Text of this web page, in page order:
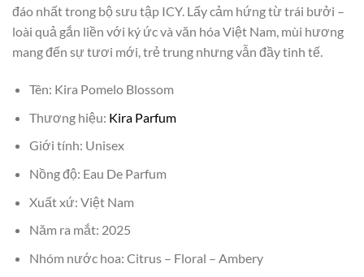
đáo nhất trong bộ sưu tập ICY. Lấy cảm hứng từ trái bưởi –
loài quả gắn liền với ký ức và văn hóa Việt Nam, mùi hương
mang đến sự tươi mới, trẻ trung nhưng vẫn đầy tinh tế.
Tên: Kira Pomelo Blossom
Thương hiệu: Kira Parfum
Giới tính: Unisex
Nồng độ: Eau De Parfum
Xuất xứ: Việt Nam
Năm ra mắt: 2025
Nhóm nước hoa: Citrus – Floral – Ambery